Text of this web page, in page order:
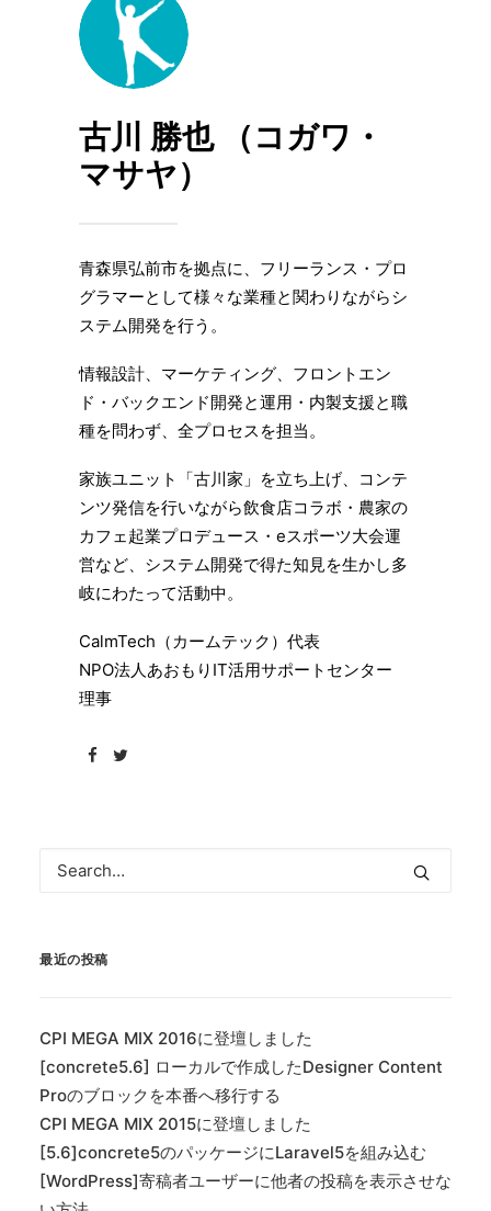
古川 勝也 （コガワ・
マサヤ）
⻘森県弘前市を拠点に、フリーランス・プロ
グラマーとして様々な業種と関わりながらシ
ステム開発を⾏う。
情報設計、マーケティング、フロントエン
ド・バックエンド開発と運用・内製支援と職
種を問わず、全プロセスを担当。
家族ユニット「古川家」を⽴ち上げ、コンテ
ンツ発信を行いながら飲食店コラボ・農家の
カフェ起業プロデュース・eスポーツ大会運
営など、システム開発で得た知見を生かし多
岐にわたって活動中。
CalmTech（カームテック）代表
NPO法人あおもりIT活用サポートセンター
理事
最近の投稿
CPI MEGA MIX 2016に登壇しました
[concrete5.6] ローカルで作成したDesigner Content
Proのブロックを本番へ移行する
CPI MEGA MIX 2015に登壇しました
[5.6]concrete5のパッケージにLaravel5を組み込む
[WordPress]寄稿者ユーザーに他者の投稿を表示させな